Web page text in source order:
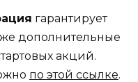
гарантирует
дополнительные
акций.
по этой ссылке.